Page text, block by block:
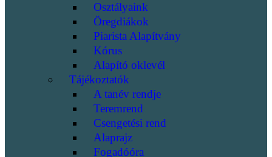
Osztályaink
Öregdiákok
Piarista Alapítvány
Kórus
Alapító oklevél
Tájékoztatók
A tanév rendje
Teremrend
Csengetési rend
Alaprajz
Fogadóóra